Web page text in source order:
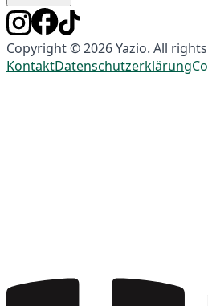
Copyright © 2026 Yazio. All
KontaktDatenschutzerklärung